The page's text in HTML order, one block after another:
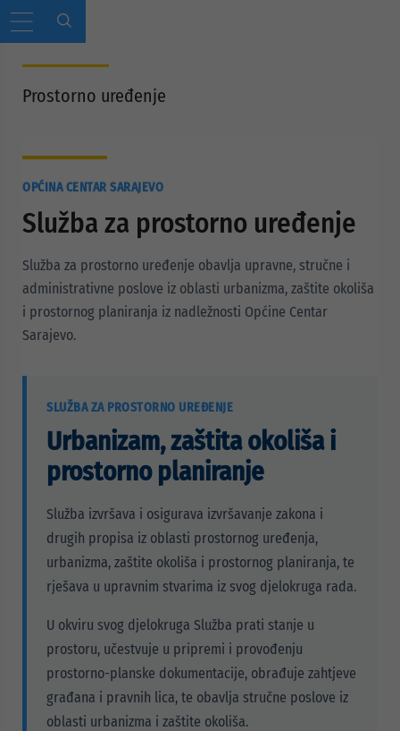
Prostorno uređenje
OPĆINA CENTAR SARAJEVO
Služba za prostorno uređenje
Služba za prostorno uređenje obavlja upravne, stručne i
administrativne poslove iz oblasti urbanizma, zaštite okoliša
i prostornog planiranja iz nadležnosti Općine Centar
Sarajevo.
SLUŽBA ZA PROSTORNO UREĐENJE
Urbanizam, zaštita okoliša i
prostorno planiranje
Služba izvršava i osigurava izvršavanje zakona i
drugih propisa iz oblasti prostornog uređenja,
urbanizma, zaštite okoliša i prostornog planiranja, te
rješava u upravnim stvarima iz svog djelokruga rada.
U okviru svog djelokruga Služba prati stanje u
prostoru, učestvuje u pripremi i provođenju
prostorno-planske dokumentacije, obrađuje zahtjeve
građana i pravnih lica, te obavlja stručne poslove iz
oblasti urbanizma i zaštite okoliša.